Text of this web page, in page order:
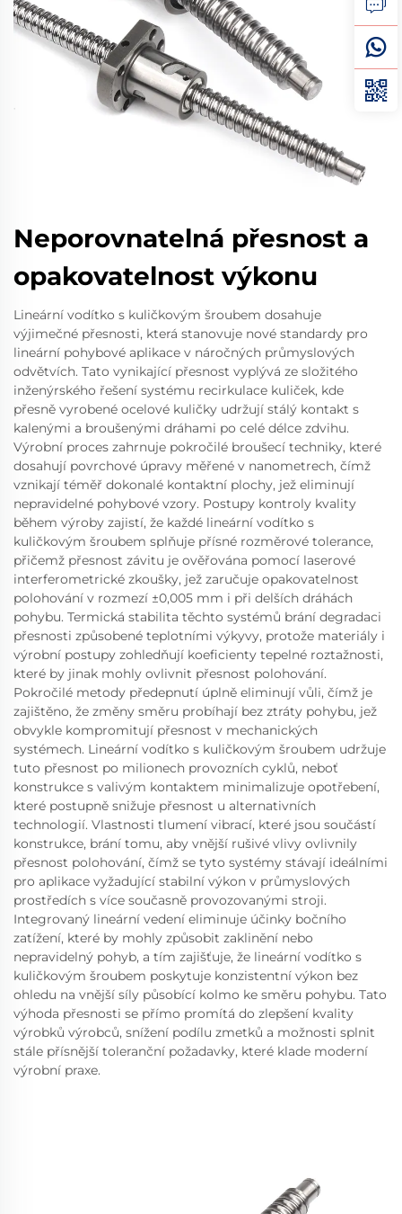
Neporovnatelná přesnost a
opakovatelnost výkonu
Lineární vodítko s kuličkovým šroubem dosahuje
výjimečné přesnosti, která stanovuje nové standardy pro
lineární pohybové aplikace v náročných průmyslových
odvětvích. Tato vynikající přesnost vyplývá ze složitého
inženýrského řešení systému recirkulace kuliček, kde
přesně vyrobené ocelové kuličky udržují stálý kontakt s
kalenými a broušenými dráhami po celé délce zdvihu.
Výrobní proces zahrnuje pokročilé broušecí techniky, které
dosahují povrchové úpravy měřené v nanometrech, čímž
vznikají téměř dokonalé kontaktní plochy, jež eliminují
nepravidelné pohybové vzory. Postupy kontroly kvality
během výroby zajistí, že každé lineární vodítko s
kuličkovým šroubem splňuje přísné rozměrové tolerance,
přičemž přesnost závitu je ověřována pomocí laserové
interferometrické zkoušky, jež zaručuje opakovatelnost
polohování v rozmezí ±0,005 mm i při delších dráhách
pohybu. Termická stabilita těchto systémů brání degradaci
přesnosti způsobené teplotními výkyvy, protože materiály i
výrobní postupy zohledňují koeficienty tepelné roztažnosti,
které by jinak mohly ovlivnit přesnost polohování.
Pokročilé metody předepnutí úplně eliminují vůli, čímž je
zajištěno, že změny směru probíhají bez ztráty pohybu, jež
obvykle kompromitují přesnost v mechanických
systémech. Lineární vodítko s kuličkovým šroubem udržuje
tuto přesnost po milionech provozních cyklů, neboť
konstrukce s valivým kontaktem minimalizuje opotřebení,
které postupně snižuje přesnost u alternativních
technologií. Vlastnosti tlumení vibrací, které jsou součástí
konstrukce, brání tomu, aby vnější rušivé vlivy ovlivnily
přesnost polohování, čímž se tyto systémy stávají ideálními
pro aplikace vyžadující stabilní výkon v průmyslových
prostředích s více současně provozovanými stroji.
Integrovaný lineární vedení eliminuje účinky bočního
zatížení, které by mohly způsobit zaklinění nebo
nepravidelný pohyb, a tím zajišťuje, že lineární vodítko s
kuličkovým šroubem poskytuje konzistentní výkon bez
ohledu na vnější síly působící kolmo ke směru pohybu. Tato
výhoda přesnosti se přímo promítá do zlepšení kvality
výrobků výrobců, snížení podílu zmetků a možnosti splnit
stále přísnější toleranční požadavky, které klade moderní
výrobní praxe.